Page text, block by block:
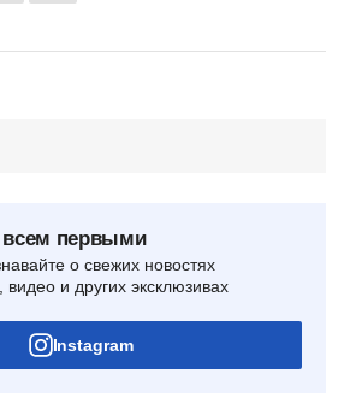
всем первыми
о свежих новостях
и других эксклюзивах
Instagram